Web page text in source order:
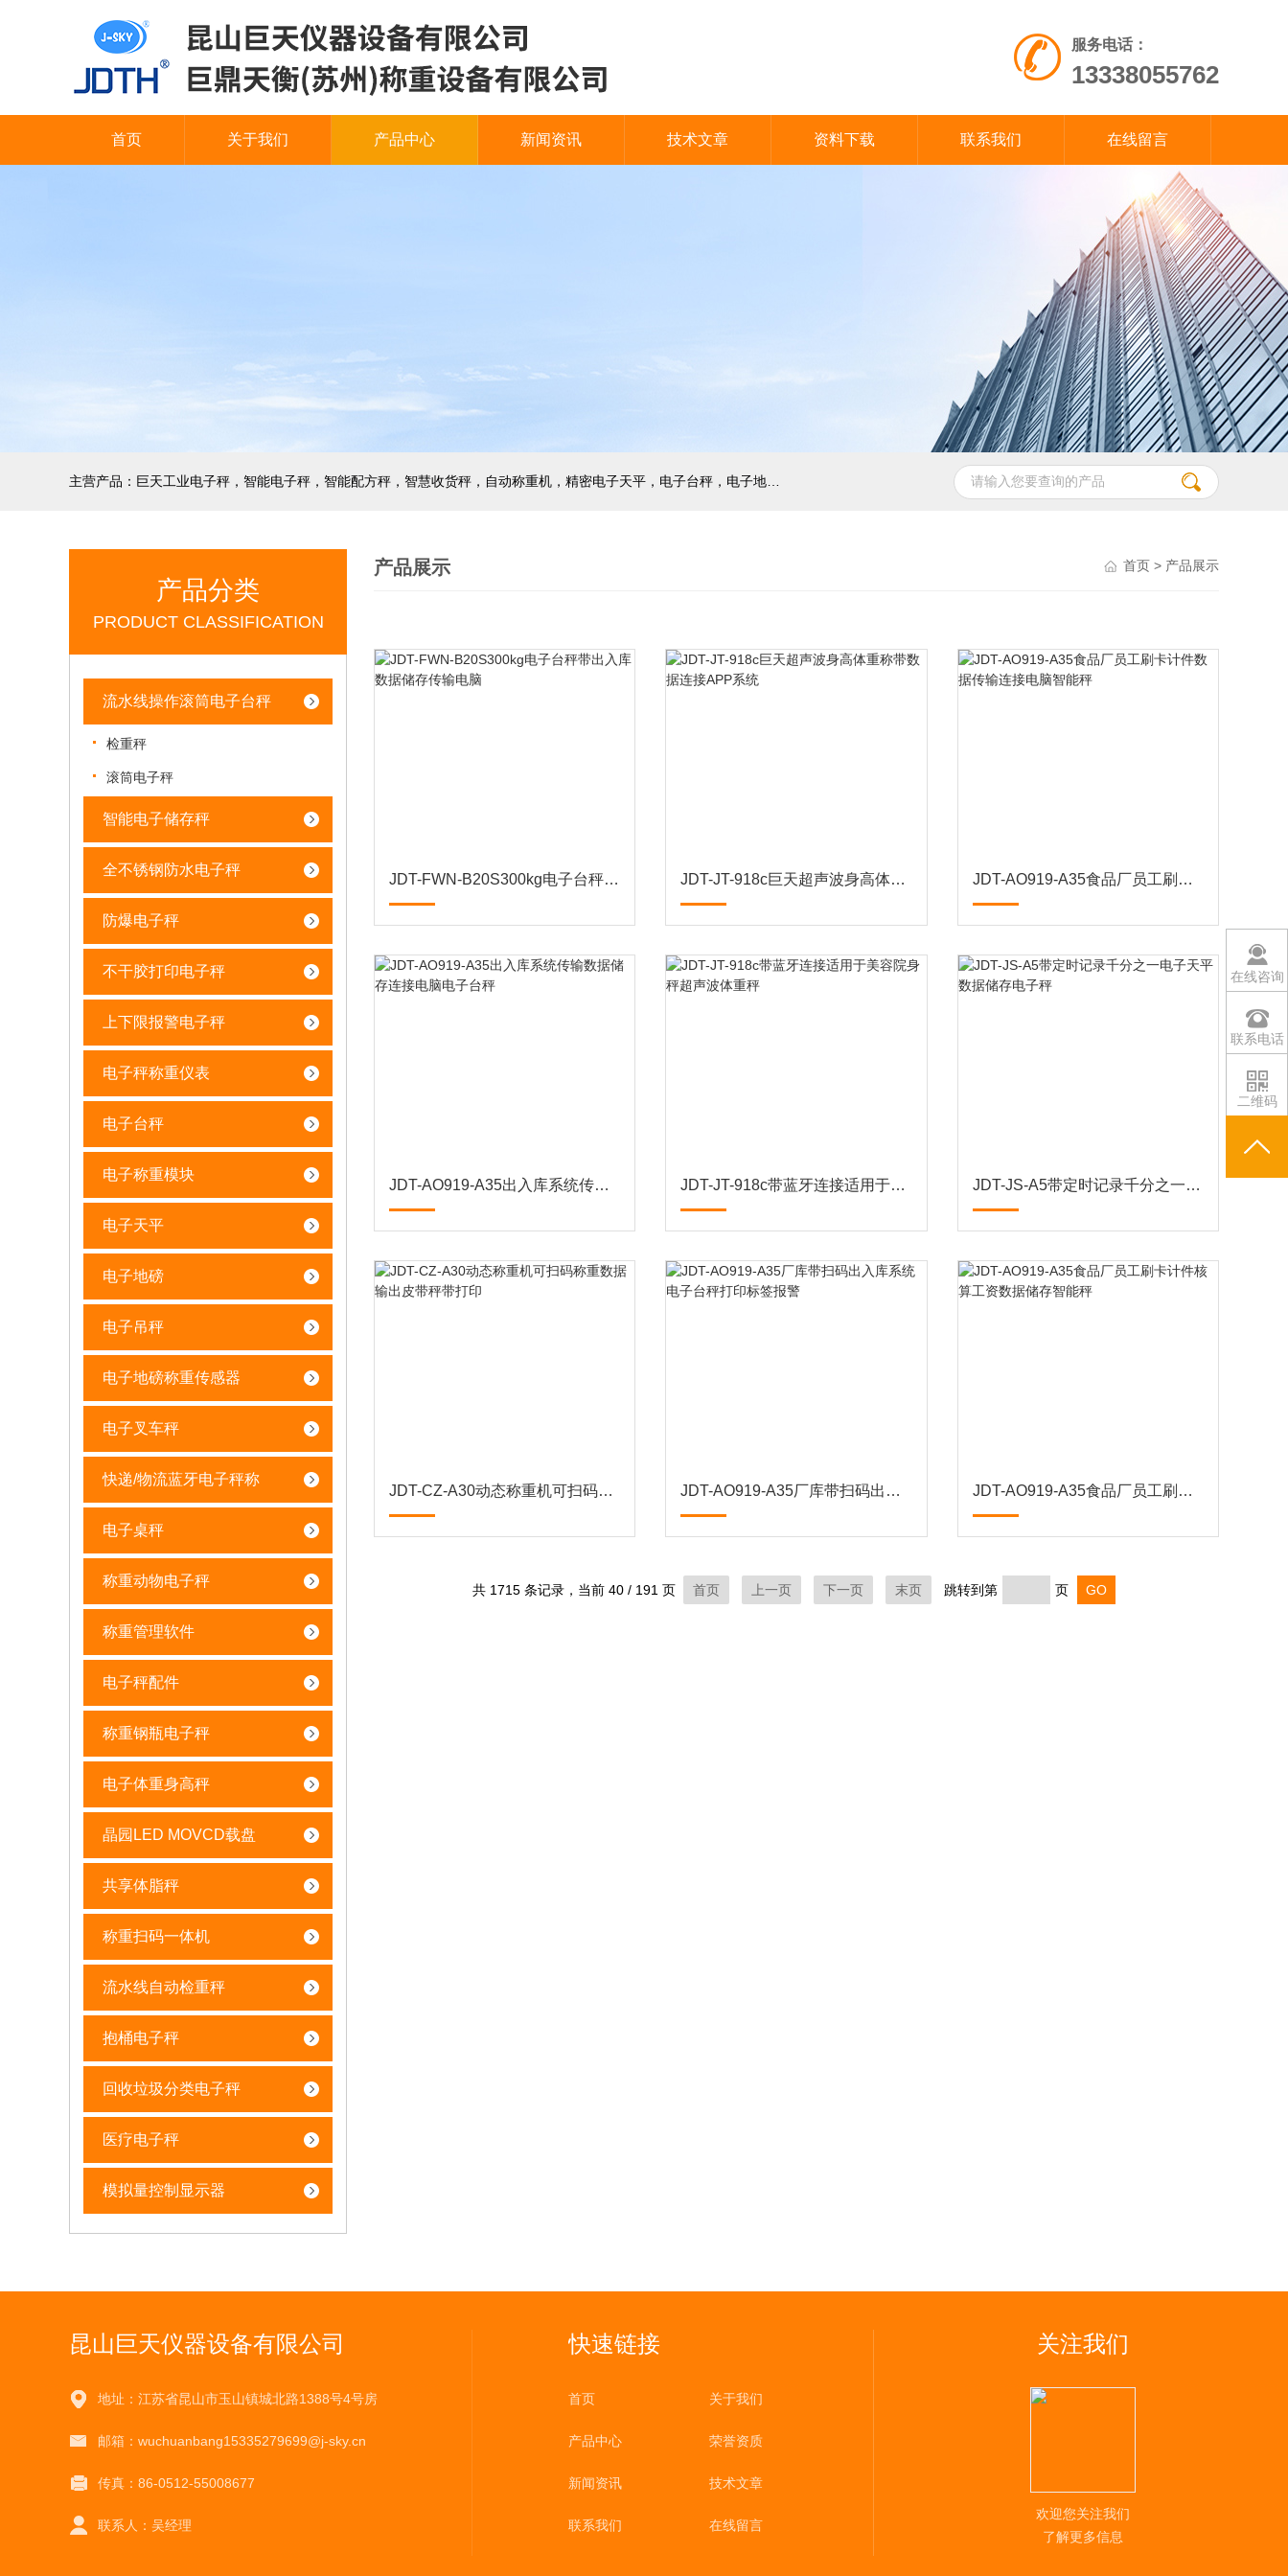
服务电话：
13338055762
首页 关于我们 产品中心 新闻资讯 技术文章 资料下载 联系我们 在线留言
产品分类
PRODUCT CLASSIFICATION
流水线操作滚筒电子台秤
检重秤
滚筒电子秤
智能电子储存秤
全不锈钢防水电子秤
防爆电子秤
不干胶打印电子秤
上下限报警电子秤
电子秤称重仪表
电子台秤
电子称重模块
电子天平
电子地磅
电子吊秤
电子地磅称重传感器
电子叉车秤
快递/物流蓝牙电子秤称
电子桌秤
称重动物电子秤
称重管理软件
电子秤配件
称重钢瓶电子秤
电子体重身高秤
晶园LED MOVCD载盘
共享体脂秤
称重扫码一体机
流水线自动检重秤
抱桶电子秤
回收垃圾分类电子秤
医疗电子秤
模拟量控制显示器
产品展示 首页 > 产品展示
JDT-FWN-B20S300kg电子台秤带出入库数据储存传输电脑 JDT-JT-918c巨天超声波身高体重称带数据连接APP系统 JDT-AO919-A35食品厂员工刷卡计件数据传输连接电脑智能秤
JDT-AO919-A35出入库系统传输数据储存连接电脑电子台秤 JDT-JT-918c带蓝牙连接适用于美容院身秤超声波体重秤 JDT-JS-A5带定时记录千分之一电子天平数据储存电子秤
JDT-CZ-A30动态称重机可扫码称重数据输出皮带秤带打印 JDT-AO919-A35厂库带扫码出入库系统电子台秤打印标签报警 JDT-AO919-A35食品厂员工刷卡计件核算工资数据储存智能秤
共 1715 条记录，当前 40 / 191 页 首页 上一页 下一页 末页 跳转到第 页
昆山巨天仪器设备有限公司
地址：江苏省昆山市玉山镇城北路1388号4号房
邮箱：wuchuanbang15335279699@j-sky.cn
传真：86-0512-55008677
联系人：吴经理
快速链接
首页 关于我们
产品中心 荣誉资质
新闻资讯 技术文章
联系我们 在线留言
关注我们
欢迎您关注我们
了解更多信息
在线咨询
联系电话
二维码